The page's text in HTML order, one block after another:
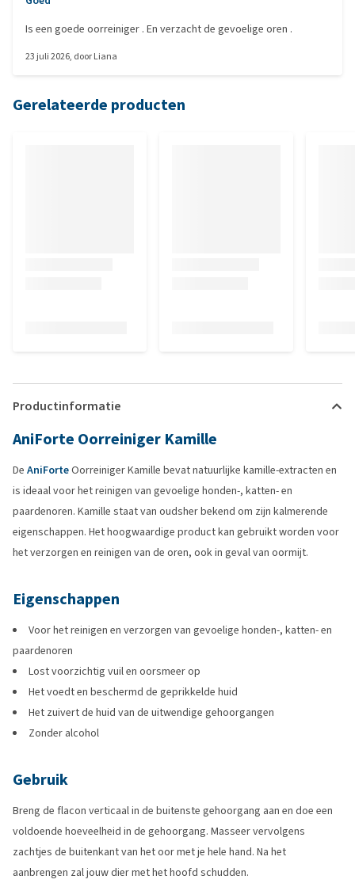
Is een goede oorreiniger . En verzacht de gevoelige oren .
23 juli 2026, doorLiana
Gerelateerde producten
Productinformatie
AniForte Oorreiniger Kamille
De AniForteOorreiniger Kamille bevat natuurlijke kamille-extracten en
is ideaal voor het reinigen van gevoelige honden-, katten- en
paardenoren. Kamille staat van oudsher bekend om zijn kalmerende
eigenschappen. Het hoogwaardige product kan gebruikt worden voor
het verzorgen en reinigen van de oren, ook in geval van oormijt.
Eigenschappen
Voor het reinigen en verzorgen van gevoelige honden-, katten- en
paardenoren
Lost voorzichtig vuil en oorsmeer op
Het voedt en beschermd de geprikkelde huid
Het zuivert de huid van de uitwendige gehoorgangen
Zonder alcohol
Gebruik
Breng de flacon verticaal in de buitenste gehoorgang aan en doe een
voldoende hoeveelheid in de gehoorgang. Masseer vervolgens
zachtjes de buitenkant van het oor met je hele hand. Na het
aanbrengen zal jouw dier met het hoofd schudden.